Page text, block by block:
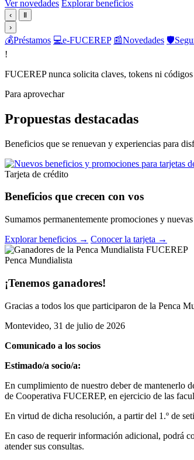
Ver novedades Explorar beneficios
‹
Ⅱ
›
💰Préstamos 💻e-FUCEREP 📰Novedades 🛡️
!
FUCEREP nunca solicita claves, tokens ni
Para aprovechar
Propuestas destacadas
Beneficios que se renuevan y experiencias para
Tarjeta de crédito
Beneficios que crecen con vos
Sumamos permanentemente promociones y
Explorar beneficios → Conocer la tarjeta →
Penca Mundialista
¡Tenemos ganadores!
Gracias a todos los que participaron de la Penca
Montevideo, 31 de julio de 2026
Comunicado a los socios
Estimado/a socio/a:
En cumplimiento de nuestro deber de mantenerlo
de Cooperativa FUCEREP, en ejercicio de las
En virtud de dicha resolución, a partir del 1.º de
En caso de requerir información adicional, podrá
atender sus consultas.